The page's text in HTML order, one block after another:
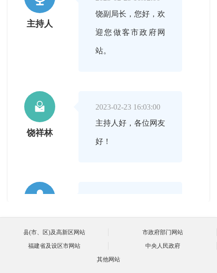
主持人
饶副局长，您好，欢
迎您做客市政府网
站。

饶祥林
2023-02-23 16:03:00
主持人好，各位网友
好！

一下，什么是社会组
县(市、区)及高新区网站
市政府部门网站
福建省及设区市网站
中央人民政府
其他网站